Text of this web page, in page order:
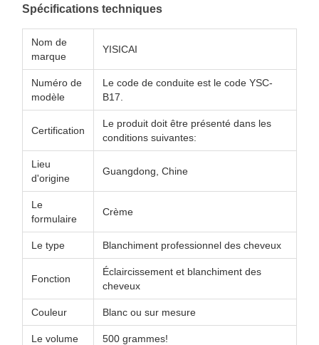
Spécifications techniques
Nom de
marque
YISICAI
Numéro de
modèle
Le code de conduite est le code YSC-
B17.
Certification
Le produit doit être présenté dans les
conditions suivantes:
Lieu
d'origine
Guangdong, Chine
Le
formulaire
Crème
Le type Blanchiment professionnel des cheveux
Fonction
Éclaircissement et blanchiment des
cheveux
Couleur Blanc ou sur mesure
Le volume 500 grammes!